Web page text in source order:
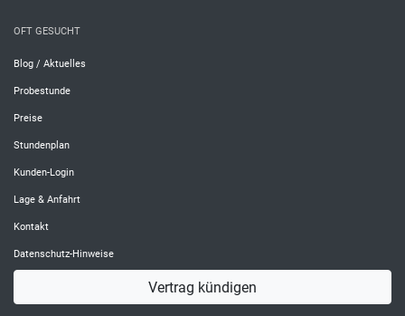
OFT GESUCHT
Blog / Aktuelles
Probestunde
Preise
Stundenplan
Kunden-Login
Lage & Anfahrt
Kontakt
Datenschutz-Hinweise
Vertrag kündigen